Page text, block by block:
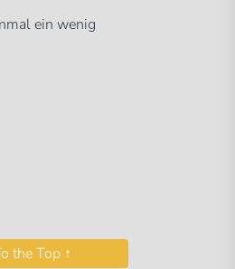
ein wenig
the Top ↑